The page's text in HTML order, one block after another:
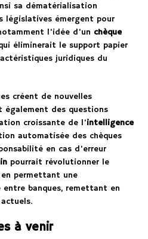
sa dématérialisation
législatives émergent pour
l’idée d’un chèque
éliminerait le support papier
juridiques du
créent de nouvelles
également des questions
croissante de l’intelligence
automatisée des chèques
en cas d’erreur
pourrait révolutionner le
en permettant une
banques, remettant en
à venir